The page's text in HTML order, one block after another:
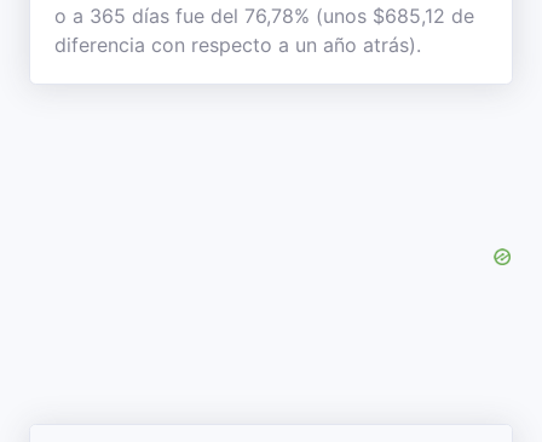
o a 365 días fue del 76,78% (unos $685,12 de
diferencia con respecto a un año atrás).